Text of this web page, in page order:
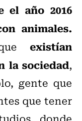
el año 2016
animales.
existían
la sociedad,
gente que
que tener